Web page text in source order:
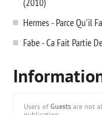
Hermes - Parce Qu'il
Fabe - Ca Fait Partie
Users of Guests are not